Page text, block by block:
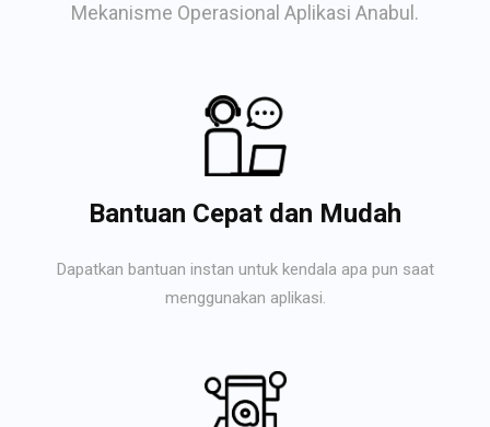
Mekanisme Operasional Aplikasi Anabul.
Bantuan Cepat dan Mudah
Dapatkan bantuan instan untuk kendala apa pun saat
menggunakan aplikasi.